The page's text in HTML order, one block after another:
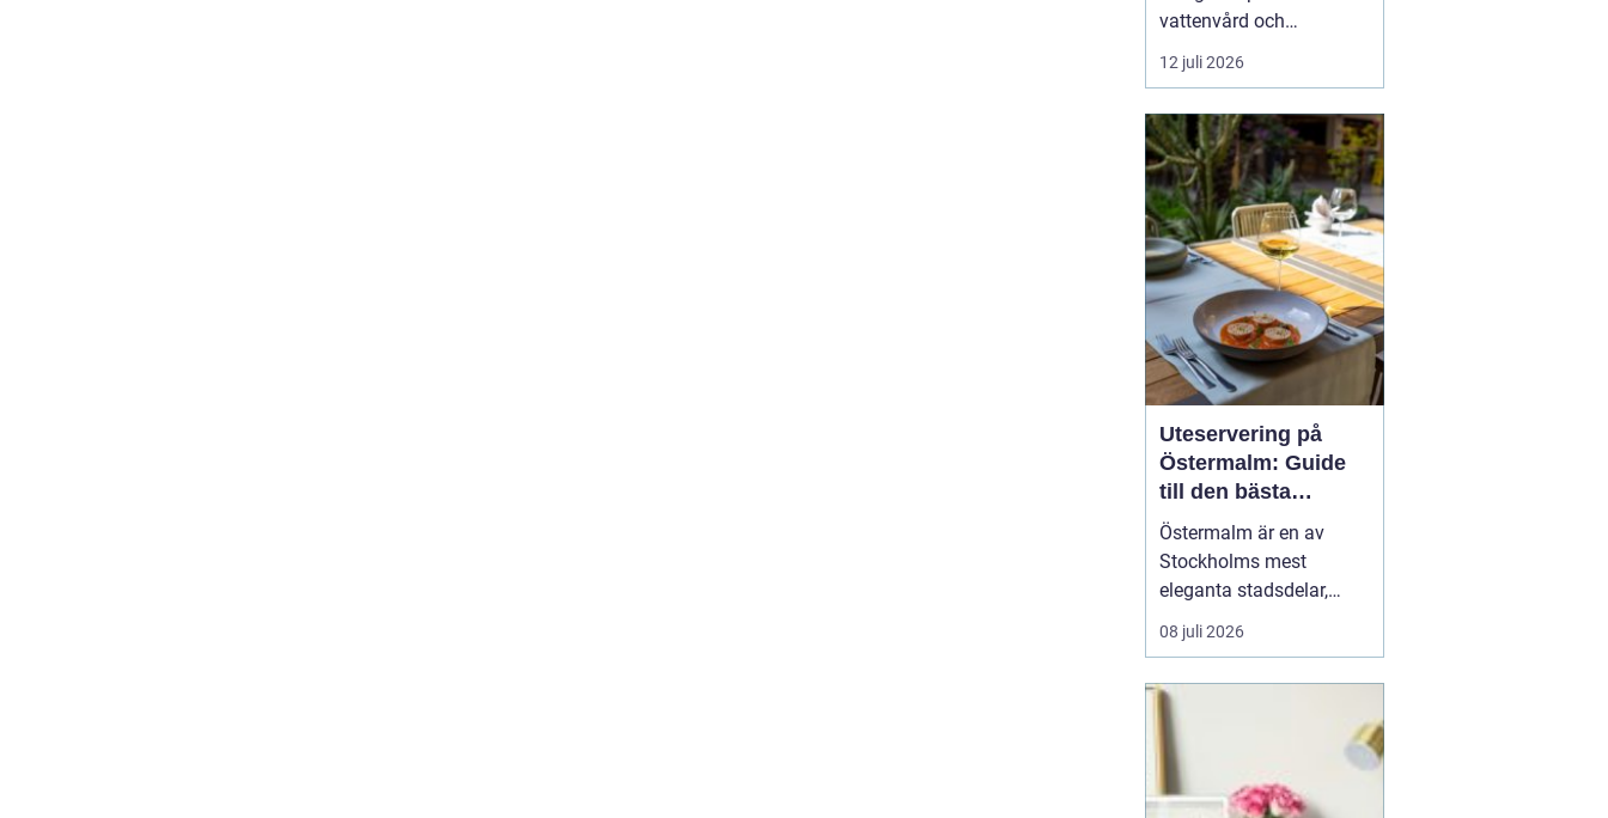
vattenvård och
muddringsindustri tack
vare sin förmåga att
sediment och förhindra
spridning av
föroreningar. Denna
artikel belyser hur
siltgardiner fungerar...
12 juli 2026
Uteservering på
Östermalm: Guide
till den bästa
restaurangen på
Östermalm
Östermalm är en av
Stockholms mest
eleganta stadsdelar,
känd för vackra kvarter,
vackra lägenheter och
här finns även ett rikt
utbud av restauranger,
från gourmetkrogar till
avslappnade ...
08 juli 2026